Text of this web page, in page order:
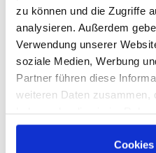
zu können und die Zugriffe
analysieren. Außerdem
Verwendung unserer
soziale Medien, Werbung
Partner führen diese
weiteren Daten zusammen,
gesammelt haben.
Die DSW vertritt Ihre
wichtigen
VERGANGENE